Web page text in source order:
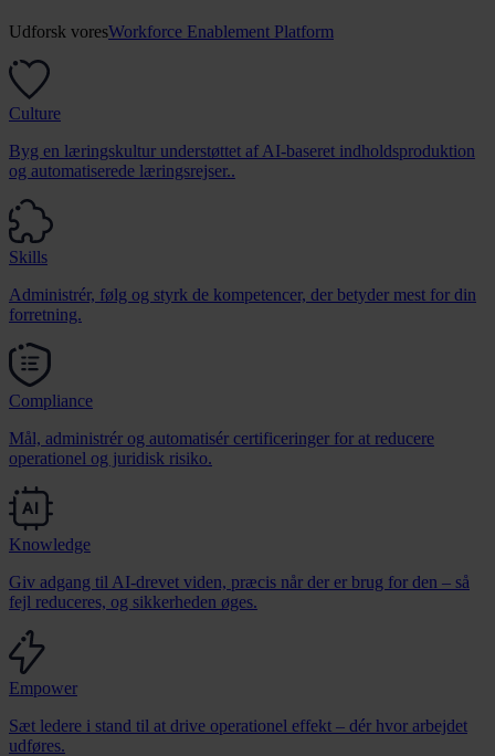
Udforsk voresWorkforce Enablement Platform
Culture
Byg en læringskultur understøttet af AI-baseret indholdsproduktion
og automatiserede læringsrejser..
Skills
Administrér, følg og styrk de kompetencer, der betyder mest for din
forretning.
Compliance
Mål, administrér og automatisér certificeringer for at reducere
operationel og juridisk risiko.
Knowledge
Giv adgang til AI-drevet viden, præcis når der er brug for den – så
fejl reduceres, og sikkerheden øges.
Empower
Sæt ledere i stand til at drive operationel effekt – dér hvor arbejdet
udføres.